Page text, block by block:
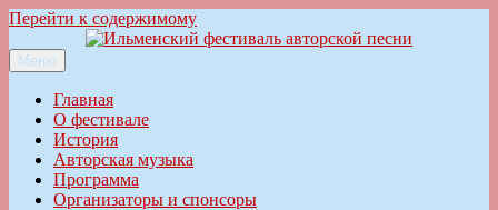
Перейти к содержимому
Ильменский фестиваль авторской песни
Меню
Главная
О фестивале
История
Авторская музыка
Программа
Организаторы и спонсоры